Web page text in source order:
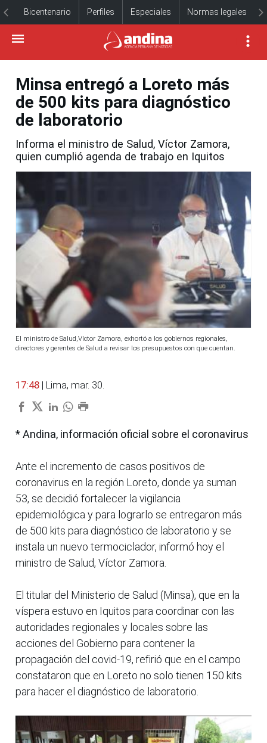
Bicentenario Perfiles Especiales Normas legales
Minsa entregó a Loreto más
de 500 kits para diagnóstico
de laboratorio
Informa el ministro de Salud, Víctor Zamora,
quien cumplió agenda de trabajo en Iquitos
El ministro de Salud,Víctor Zamora, exhortó a los gobiernos regionales,
directores y gerentes de Salud a revisar los presupuestos con que cuentan.
17:48 | Lima, mar. 30.
* Andina, información oficial sobre el coronavirus
Ante el incremento de casos positivos de
coronavirus en la región Loreto, donde ya suman
53, se decidió fortalecer la vigilancia
epidemiológica y para lograrlo se entregaron más
de 500 kits para diagnóstico de laboratorio y se
instala un nuevo termociclador, informó hoy el
ministro de Salud, Víctor Zamora.
El titular del Ministerio de Salud (Minsa), que en la
víspera estuvo en Iquitos para coordinar con las
autoridades regionales y locales sobre las
acciones del Gobierno para contener la
propagación del covid-19, refirió que en el campo
constataron que en Loreto no solo tienen 150 kits
para hacer el diagnóstico de laboratorio.